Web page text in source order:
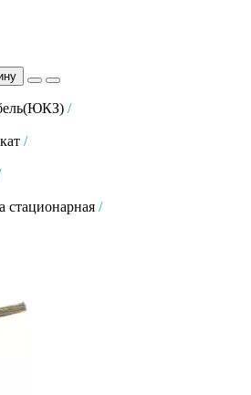
/
/
стационарная /